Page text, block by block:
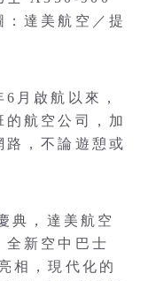
達美航空／提
月啟航以來，
航空公司，加
路，不論遊憩或
典，達美航空
全新空中巴士
相，現代化的